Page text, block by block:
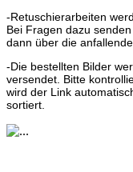
-Retuschierarbeiten
Bei Fragen dazu
dann über die
-Die bestellten Bilder
versendet. Bitte
wird der Link
sortiert.